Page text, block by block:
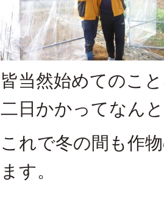
皆当然始めてのこ
二日かかってなん
これで冬の間も作
ます。